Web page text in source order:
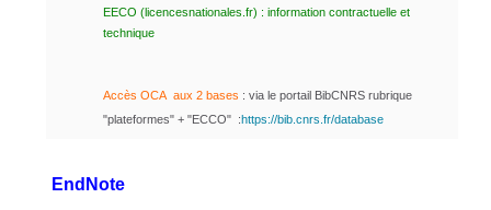
EECO (licencesnationales.fr) : information contractuelle et
technique
Accès OCA aux 2 bases : via le portail BibCNRS rubrique
"plateformes" + "ECCO" :https://bib.cnrs.fr/database
EndNote